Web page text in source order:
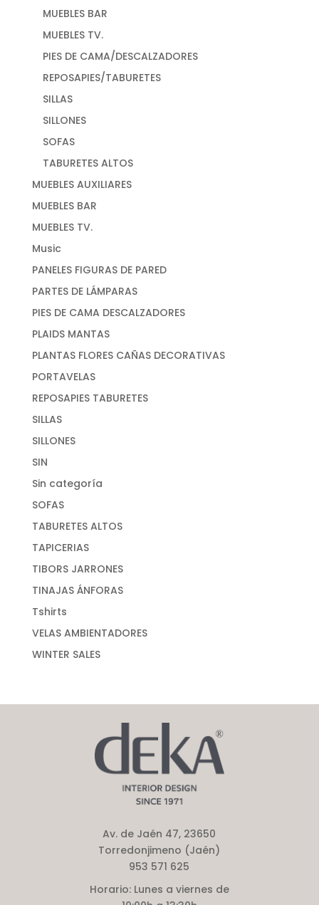
MUEBLES BAR
MUEBLES TV.
PIES DE CAMA/DESCALZADORES
REPOSAPIES/TABURETES
SILLAS
SILLONES
SOFAS
TABURETES ALTOS
MUEBLES AUXILIARES
MUEBLES BAR
MUEBLES TV.
Music
PANELES FIGURAS DE PARED
PARTES DE LÁMPARAS
PIES DE CAMA DESCALZADORES
PLAIDS MANTAS
PLANTAS FLORES CAÑAS DECORATIVAS
PORTAVELAS
REPOSAPIES TABURETES
SILLAS
SILLONES
SIN
Sin categoría
SOFAS
TABURETES ALTOS
TAPICERIAS
TIBORS JARRONES
TINAJAS ÁNFORAS
Tshirts
VELAS AMBIENTADORES
WINTER SALES
Av. de Jaén 47, 23650
Torredonjimeno (Jaén)
953 571 625
Horario:Lunes a viernes de